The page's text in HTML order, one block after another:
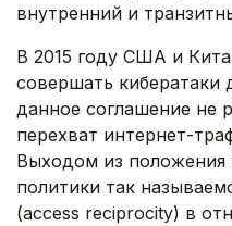
внутренний и
В 2015 году США и
совершать кибератаки
данное соглашение не
перехват интернет-
Выходом из положения
политики так
(access reciprocity) в